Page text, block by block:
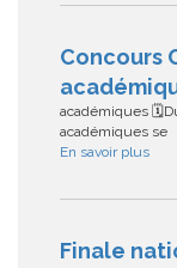
Concours
académiques
académiques se
En savoir plus
Finale